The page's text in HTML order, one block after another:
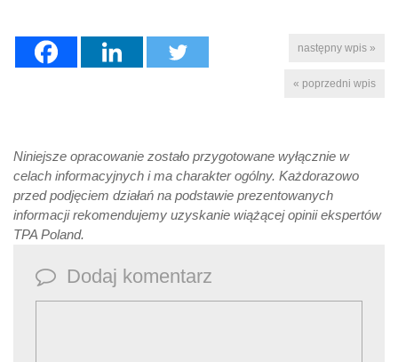
następny wpis »
« poprzedni wpis
Niniejsze opracowanie zostało przygotowane wyłącznie w
celach informacyjnych i ma charakter ogólny. Każdorazowo
przed podjęciem działań na podstawie prezentowanych
informacji rekomendujemy uzyskanie wiążącej opinii ekspertów
TPA Poland.
Dodaj komentarz